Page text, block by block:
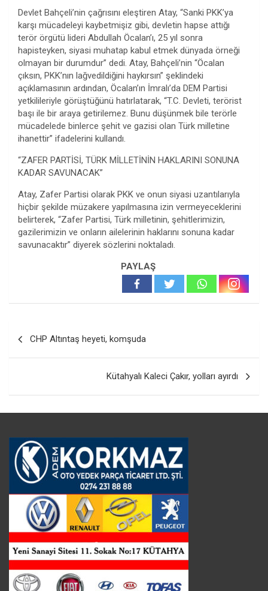
Devlet Bahçeli’nin çağrısını eleştiren Atay, “Sanki PKK’ya
karşı mücadeleyi kaybetmişiz gibi, devletin hapse attığı
terör örgütü lideri Abdullah Öcalan’ı, 25 yıl sonra
hapisteyken, siyasi muhatap kabul etmek dünyada örneği
olmayan bir durumdur” dedi. Atay, Bahçeli’nin “Öcalan
çıksın, PKK’nın lağvedildiğini haykırsın” şeklindeki
açıklamasının ardından, Öcalan’ın İmralı’da DEM Partisi
yetkilileriyle görüştüğünü hatırlatarak, “T.C. Devleti, terörist
başı ile bir araya getirilemez. Bunu düşünmek bile terörle
mücadelede binlerce şehit ve gazisi olan Türk milletine
ihanettir” ifadelerini kullandı.
“ZAFER PARTİSİ, TÜRK MİLLETİNİN HAKLARINI SONUNA
KADAR SAVUNACAK”
Atay, Zafer Partisi olarak PKK ve onun siyasi uzantılarıyla
hiçbir şekilde müzakere yapılmasına izin vermeyeceklerini
belirterek, “Zafer Partisi, Türk milletinin, şehitlerimizin,
gazilerimizin ve onların ailelerinin haklarını sonuna kadar
savunacaktır” diyerek sözlerini noktaladı.
PAYLAŞ
gezinmesi
CHP Altıntaş heyeti, komşuda
Kütahyalı Kaleci Çakır, yolları ayırdı